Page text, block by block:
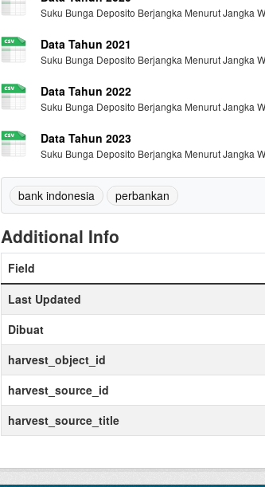
Suku Bunga Deposito Berjangka Menurut Jangka
Data Tahun 2021
Suku Bunga Deposito Berjangka Menurut Jangka
Data Tahun 2022
Suku Bunga Deposito Berjangka Menurut Jangka
Data Tahun 2023
Suku Bunga Deposito Berjangka Menurut Jangka
bank indonesia perbankan
Additional Info
Field
Last Updated
Dibuat
harvest_object_id
harvest_source_id
harvest_source_title